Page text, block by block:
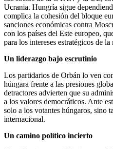
Ucrania. Hungría sigue
complica la cohesión del bloque
sanciones económicas contra
con los países del Este europeo,
para los intereses estratégicos de la
Un liderazgo bajo escrutinio
Los partidarios de Orbán lo ven
húngara frente a las presiones
detractores advierten que su
a los valores democráticos. Ante
solo a los votantes húngaros, sino
internacional.
Un camino político incierto